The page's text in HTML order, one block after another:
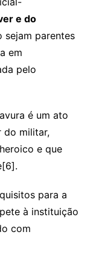
e do
parentes
em
pelo
é um ato
do militar,
e que
para a
à instituição
com